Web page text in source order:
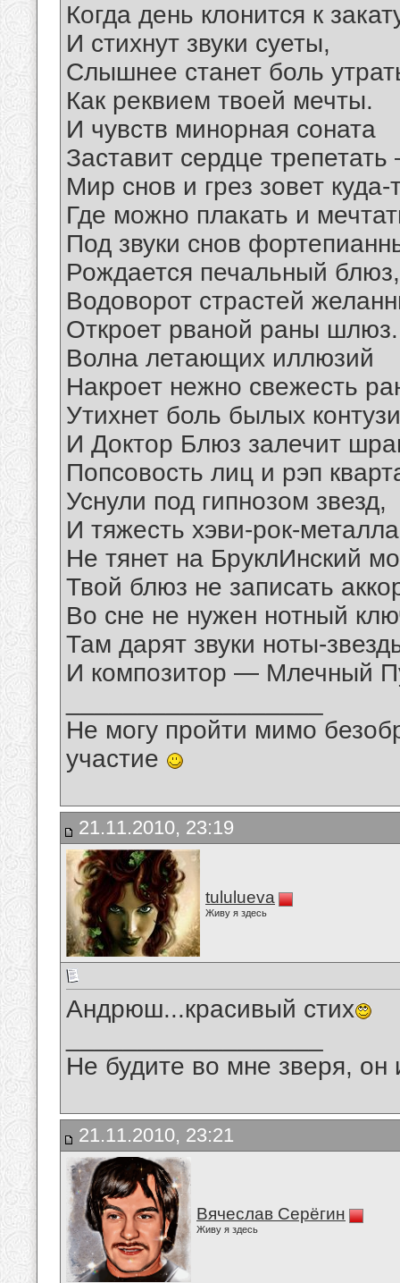
Когда день клонится к
И стихнут звуки суеты,
Слышнее станет боль
Как реквием твоей мечты.
И чувств минорная соната
Заставит сердце
Мир снов и грез зовет куда-
Где можно плакать и
Под звуки снов
Рождается печальный блюз,
Водоворот страстей
Откроет рваной раны шлюз.
Волна летающих иллюзий
Накроет нежно свежесть
Утихнет боль былых
И Доктор Блюз залечит
Попсовость лиц и рэп
Уснули под гипнозом звезд,
И тяжесть хэви-рок-металла
Не тянет на БруклИнский
Твой блюз не записать
Во сне не нужен нотный
Там дарят звуки ноты-
И композитор — Млечный
Не могу пройти мимо
участие
21.11.2010, 23:19
tululueva
Живу я здесь
Андрюш...красивый стих
Не будите во мне зверя, он
21.11.2010, 23:21
Вячеслав Серёгин
Живу я здесь